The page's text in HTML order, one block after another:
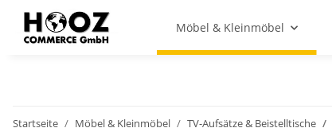
Möbel & Kleinmöbel
Startseite Möbel & Kleinmöbel TV-Aufsätze & Beistelltische